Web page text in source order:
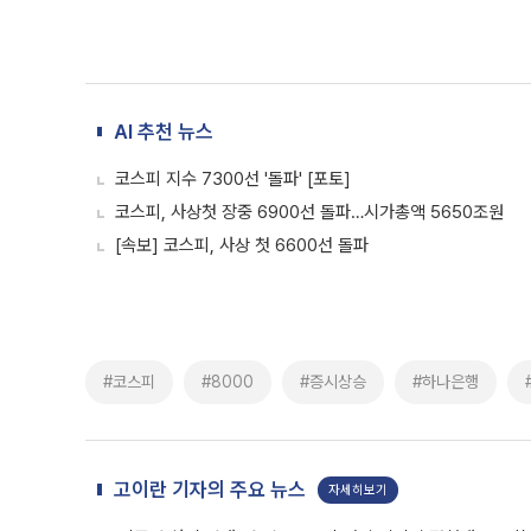
AI 추천 뉴스
코스피 지수 7300선 '돌파' [포토]
코스피, 사상첫 장중 6900선 돌파…시가총액 5650조원
[속보] 코스피, 사상 첫 6600선 돌파
#코스피 #8000 #증시상승 #하나은행
고이란 기자의 주요 뉴스 자세히보기